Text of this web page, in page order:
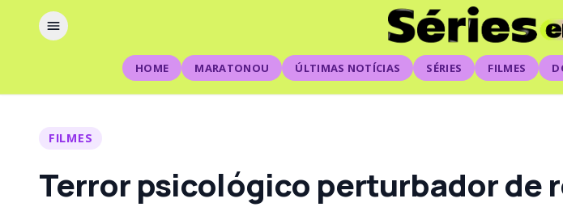
HOME MARATONOU ÚLTIMAS NOTÍCIAS SÉRIES FILMES
FILMES
Terror psicológico perturbador de